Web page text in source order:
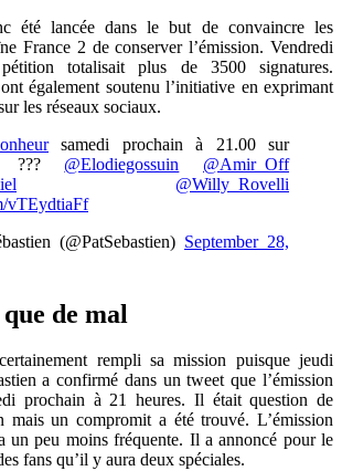
été lancée dans le but de convaincre les
France 2 de conserver l’émission. Vendredi
totalisait plus de 3500 signatures.
également soutenu l’initiative en exprimant
les réseaux sociaux.
samedi prochain à 21.00 sur
??? @Elodiegossuin
@Amir_Off
@Willy_Rovelli
vTEydtiaFf
(@PatSebastien) September 28,
de mal
rempli sa mission puisque jeudi
a confirmé dans un tweet que l’émission
prochain à 21 heures. Il était question de
mais un compromit a été trouvé. L’émission
un peu moins fréquente. Il a annoncé pour le
fans qu’il y aura deux spéciales.